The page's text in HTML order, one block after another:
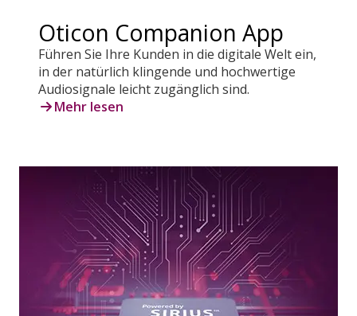
Oticon Companion App
Führen Sie Ihre Kunden in die digitale Welt ein,
in der natürlich klingende und hochwertige
Audiosignale leicht zugänglich sind.
Mehr lesen